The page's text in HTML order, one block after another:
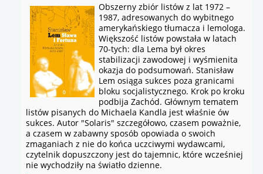
Obszerny zbiór listów z lat 1972 –
1987, adresowanych do wybitnego
amerykańskiego tłumacza i lemologa.
Większość listów powstała w latach
70-tych: dla Lema był okres
stabilizacji zawodowej i wyśmienita
okazja do podsumowań. Stanisław
Lem osiąga sukces poza granicami
bloku socjalistycznego. Krok po kroku
podbija Zachód. Głównym tematem
listów pisanych do Michaela Kandla jest właśnie ów
sukces. Autor "Solaris" szczegółowo, czasem poważnie,
a czasem w zabawny sposób opowiada o swoich
zmaganiach z nie do końca uczciwymi wydawcami,
czytelnik dopuszczony jest do tajemnic, które wcześniej
nie wychodziły na światło dzienne.